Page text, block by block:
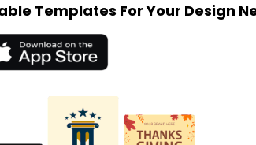
Templates For Your Design